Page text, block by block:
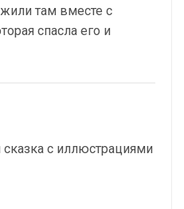
там вместе с
спасла его и
с иллюстрациями